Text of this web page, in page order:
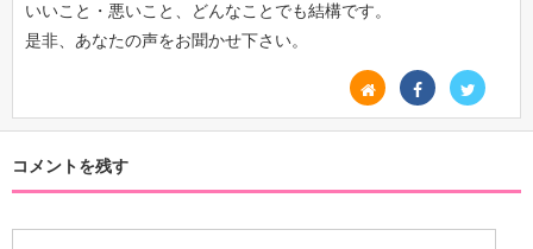
いいこと・悪いこと、どんなことでも結構です。
是非、あなたの声をお聞かせ下さい。
コメントを残す